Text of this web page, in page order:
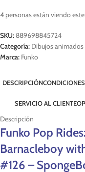
4 personas están viendo
SKU: 889698845724
Categoría: Dibujos
Marca: Funko
DESCRIPCIÓN
SERVICIO AL CLIENTE
Descripción
Funko Pop
Barnacleboy
#126 –